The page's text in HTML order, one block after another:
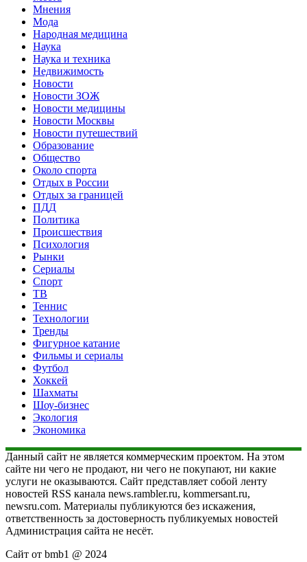
Мнения
Мода
Народная медицина
Наука
Наука и техника
Недвижимость
Новости
Новости ЗОЖ
Новости медицины
Новости Москвы
Новости путешествий
Образование
Общество
Около спорта
Отдых в России
Отдых за границей
ПДД
Политика
Происшествия
Психология
Рынки
Сериалы
Спорт
ТВ
Теннис
Технологии
Тренды
Фигурное катание
Фильмы и сериалы
Футбол
Хоккей
Шахматы
Шоу-бизнес
Экология
Экономика
Данный сайт не является коммерческим проектом. На этом
сайте ни чего не продают, ни чего не покупают, ни какие
услуги не оказываются. Сайт представляет собой ленту
новостей RSS канала news.rambler.ru, kommersant.ru,
newsru.com. Материалы публикуются без искажения,
ответственность за достоверность публикуемых новостей
Администрация сайта не несёт.
Сайт от bmb1 @ 2024